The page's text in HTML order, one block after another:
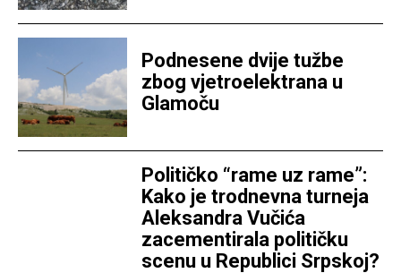
Podnesene dvije tužbe
zbog vjetroelektrana u
Glamoču
Političko “rame uz rame”:
Kako je trodnevna turneja
Aleksandra Vučića
zacementirala političku
scenu u Republici Srpskoj?